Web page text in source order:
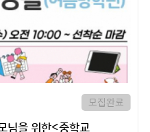
모집완료
님을 위한<중학교